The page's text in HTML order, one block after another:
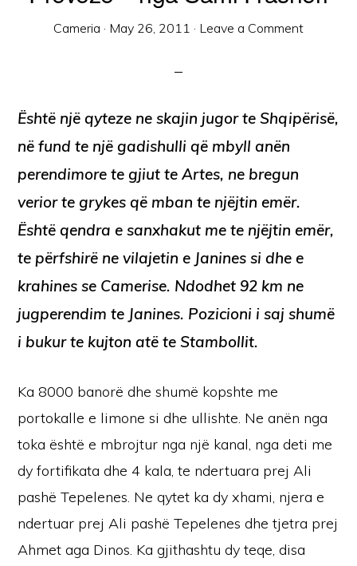
Cameria · May 26, 2011 · Leave a Comment
Është një qyteze ne skajin jugor te Shqipërisë,
në fund te një gadishulli që mbyll anën
perendimore te gjiut te Artes, ne bregun
verior te grykes që mban te njëjtin emër.
Është qendra e sanxhakut me te njëjtin emër,
te përfshirë ne vilajetin e Janines si dhe e
krahines se Camerise. Ndodhet 92 km ne
jugperendim te Janines. Pozicioni i saj shumë
i bukur te kujton atë te Stambollit.
Ka 8000 banorë dhe shumë kopshte me
portokalle e limone si dhe ullishte. Ne anën nga
toka është e mbrojtur nga një kanal, nga deti me
dy fortifikata dhe 4 kala, te ndertuara prej Ali
pashë Tepelenes. Ne qytet ka dy xhami, njera e
ndertuar prej Ali pashë Tepelenes dhe tjetra prej
Ahmet aga Dinos. Ka gjithashtu dy teqe, disa